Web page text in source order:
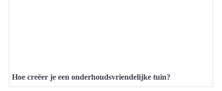
Hoe creëer je een onderhoudsvriendelijke tuin?